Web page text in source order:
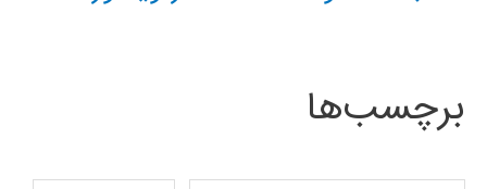
برچسب‌ها